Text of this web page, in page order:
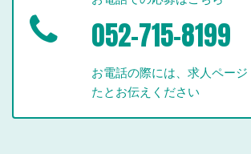
052-715-8199
お電話の際には、求人ページ
たとお伝えください